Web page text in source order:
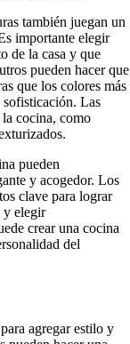
también juegan un
importante elegir
de la casa y que
pueden hacer que
que los colores más
sofisticación. Las
la cocina, como
pueden
y acogedor. Los
clave para lograr
y elegir
crear una cocina
del
agregar estilo y